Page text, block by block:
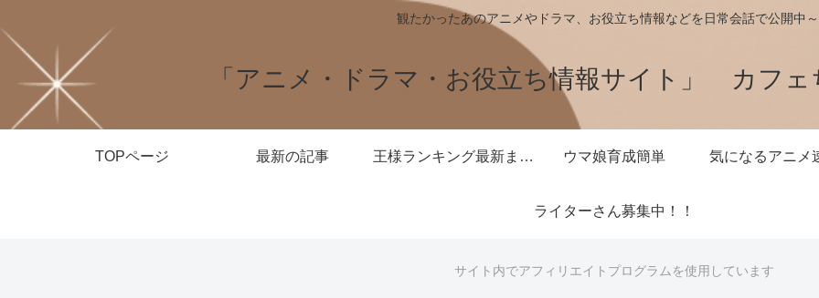
観たかったあのアニメやドラマ、お役立ち情報などを日常会話で公開中～
「アニメ・ドラマ・お役立ち情報サイト」 カフェ
TOPページ 最新の記事 王様ランキング最新まとめ ウマ娘育成簡単 気になるアニメ
ライターさん募集中！！
サイト内でアフィリエイトプログラムを使用しています